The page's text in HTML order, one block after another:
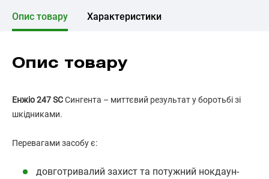
Опис товару Характеристики
Опис товару
Енжіо 247 SCСингента – миттєвий результат у боротьбі зі
шкідниками.
Перевагами засобу є:
довготривалий захист та потужний нокдаун-